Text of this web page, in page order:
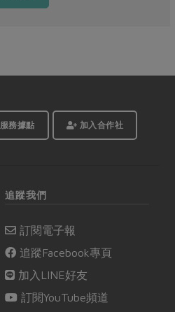
服務據點 加入合作社
追蹤我們
訂閱電子報
追蹤Facebook專頁
加入LINE好友
訂閱YouTube頻道